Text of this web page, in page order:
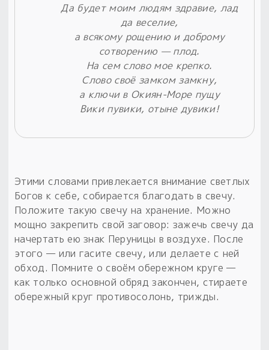
Да будет моим людям здравие, лад
да веселие,
а всякому рощению и доброму
сотворению — плод.
На сем слово мое крепко.
Слово своё замком замкну,
а ключи в Окиян-Море пущу
Вики пувики, отыне дувики!
Этими словами привлекается внимание светлых
Богов к себе, собирается благодать в свечу.
Положите такую свечу на хранение. Можно
мощно закрепить свой заговор: зажечь свечу да
начертать ею знак Перуницы в воздухе. После
этого — или гасите свечу, или делаете с ней
обход. Помните о своём обережном круге —
как только основной обряд закончен, стираете
обережный круг противосолонь, трижды.